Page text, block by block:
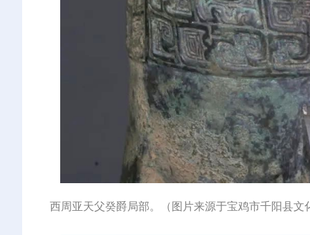
西周亚天父癸爵局部。（图片来源于宝鸡市千阳县文